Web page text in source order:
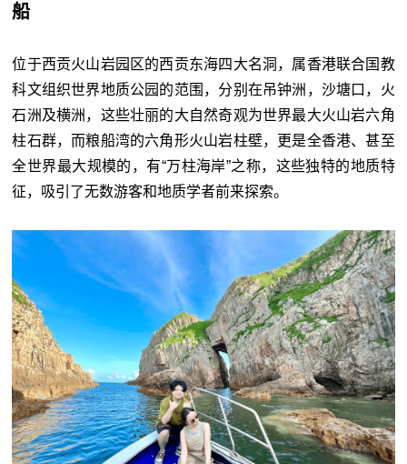
船
位于西贡火山岩园区的西贡东海四大名洞，属香港联合国教
科文组织世界地质公园的范围，分别在吊钟洲，沙塘口，火
石洲及横洲，这些壮丽的大自然奇观为世界最大火山岩六角
柱石群，而粮船湾的六角形火山岩柱壁，更是全香港、甚至
全世界最大规模的，有“万柱海岸”之称，这些独特的地质特
征，吸引了无数游客和地质学者前来探索。